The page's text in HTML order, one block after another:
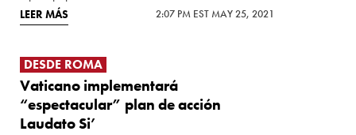
LEER MÁS 2:07 PM EST MAY 25, 2021
DESDE ROMA
Vaticano implementará
“espectacular” plan de acción
Laudato Si’